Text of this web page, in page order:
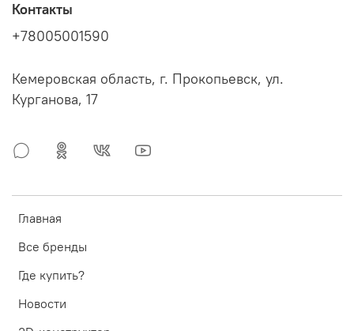
Главная
Все бренды
Где купить?
Новости
Контакты
+78005001590
Кемеровская область, г. Прокопьевск, ул.
Курганова, 17